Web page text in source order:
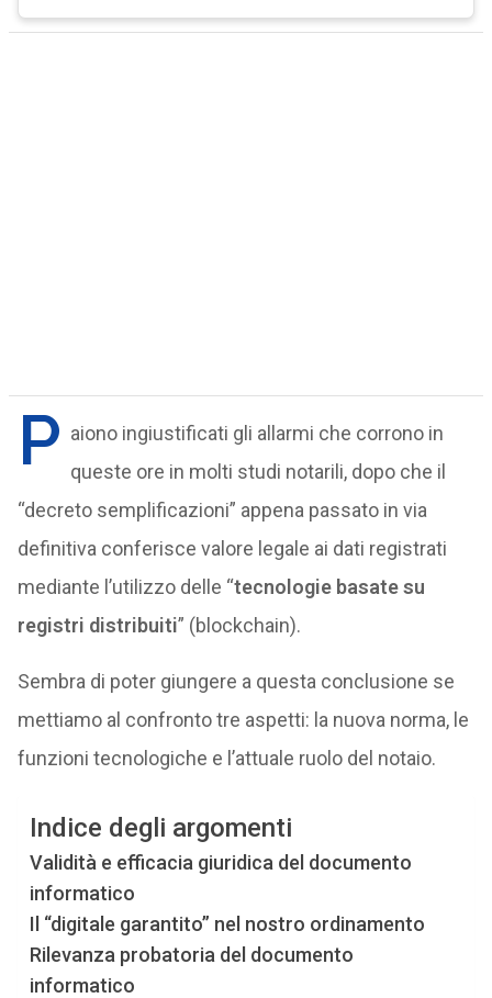
P aiono ingiustificati gli allarmi che corrono in
queste ore in molti studi notarili, dopo che il
“decreto semplificazioni” appena passato in via
definitiva conferisce valore legale ai dati registrati
mediante l’utilizzo delle “tecnologie basate su
registri distribuiti” (blockchain).
Sembra di poter giungere a questa conclusione se
mettiamo al confronto tre aspetti: la nuova norma, le
funzioni tecnologiche e l’attuale ruolo del notaio.
Indice degli argomenti
Validità e efficacia giuridica del documento
informatico
Il “digitale garantito” nel nostro ordinamento
Rilevanza probatoria del documento
informatico